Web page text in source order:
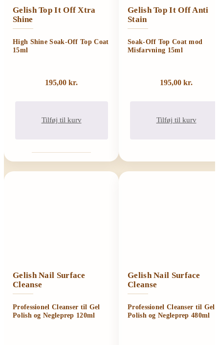
Gelish Top It Off Xtra
Shine
High Shine Soak-Off Top Coat
15ml
195,00 kr.
Tilføj til kurv
Gelish Top It Off Anti
Stain
Soak-Off Top Coat mod
Misfarvning 15ml
195,00 kr.
Tilføj til kurv
Gelish Nail Surface
Cleanse
Professionel Cleanser til Gel
Polish og Negleprep 120ml
Gelish Nail Surface
Cleanse
Professionel Cleanser til Gel
Polish og Negleprep 480ml